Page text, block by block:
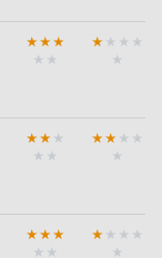
★ ★ ★
★ ★
★ ★ ★ ★
★
★ ★ ★
★ ★
★ ★ ★ ★
★
★ ★ ★
★ ★
★ ★ ★ ★
★